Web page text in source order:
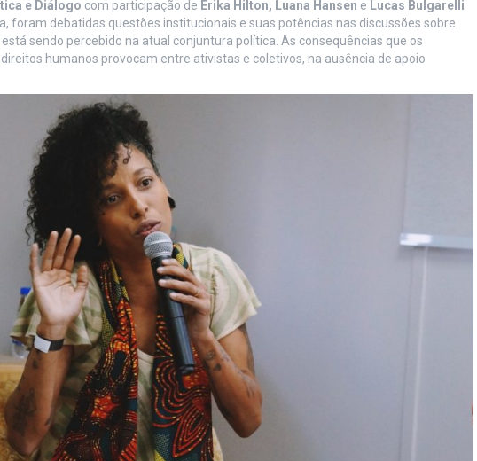
e Diálogo com participação de Érika Hilton, Luana Hansen e Lucas Bulgarelli
foram debatidas questões institucionais e suas potências nas discussões sobre
sendo percebido na atual conjuntura política. As consequências que os
humanos provocam entre ativistas e coletivos, na ausência de apoio